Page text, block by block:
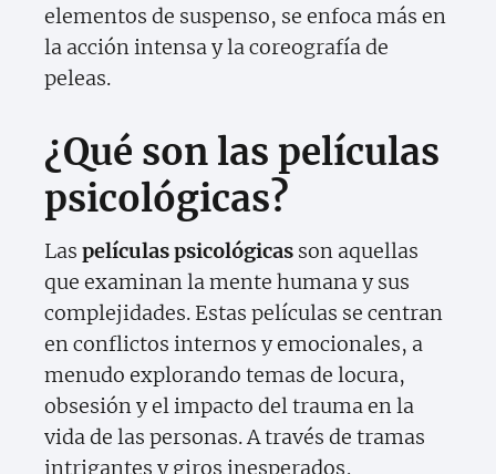
elementos de suspenso, se enfoca más en
la acción intensa y la coreografía de
peleas.
¿Qué son las películas
psicológicas?
Las películas psicológicas son aquellas
que examinan la mente humana y sus
complejidades. Estas películas se centran
en conflictos internos y emocionales, a
menudo explorando temas de locura,
obsesión y el impacto del trauma en la
vida de las personas. A través de tramas
intrigantes y giros inesperados,